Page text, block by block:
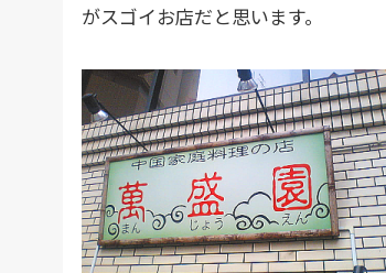
がスゴイお店だと思います。